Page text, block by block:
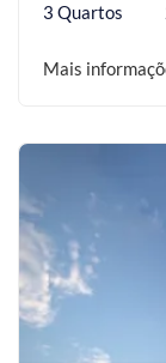
3 Quartos
Mais